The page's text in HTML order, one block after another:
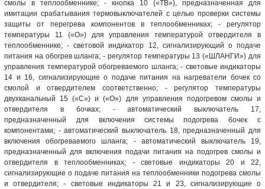
смолы в теплообменнике; - кнопка 10 («ТВ»), предназначенная для
имитации срабатывания термовыключателей с целью проверки системы
защиты от перегрева компонентов в теплообменниках; - регулятор
температуры 11 («О») для управления температурой отвердителя в
теплообменнике; - световой индикатор 12, сигнализирующий о подаче
питания на обогрев шланга; - регулятор температуры 13 («ШЛАНГИ») для
управления температурой обогреваемого шланга; - световые индикаторы
14 и 16, сигнализирующие о подаче питания на нагреватели бочек со
смолой и отвердителем соответственно; - регулятор температуры
двухканальный 15 («С») и («О») для управления подогревом смолы и
отвердителя в бочках; - автоматический выключатель 17,
предназначенный для включения системы подогрева бочек с
компонентами; - автоматический выключатель 18, предназначенный для
включения обогреваемого шланга; - автоматический выключатель 19,
предназначенный для включения подачи питания на подогрев смолы и
отвердителя в теплообменниках; - световые индикаторы 20 и 22,
сигнализирующие о подаче питания на теплообменники подогрева смолы
и отвердителя; - световые индикаторы 21 и 23, сигнализирующие о